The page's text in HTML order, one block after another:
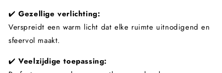
✔️Gezellige verlichting:
Verspreidt een warm licht dat elke ruimte uitnodigend en
sfeervol maakt.
✔️Veelzijdige toepassing: